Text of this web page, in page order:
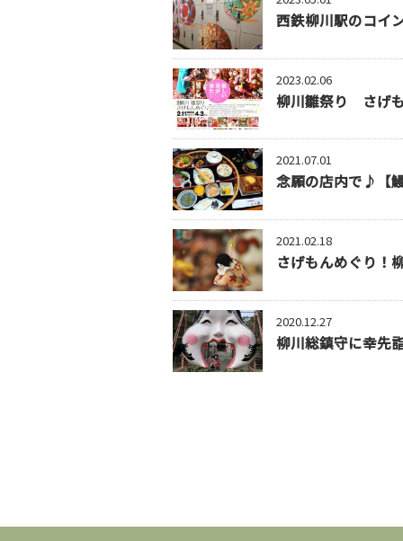
西鉄柳川駅のコイ
2023.02.06
柳川雛祭り さげ
2021.07.01
念願の店内で♪【
2021.02.18
さげもんめぐり！
2020.12.27
柳川総鎮守に幸先